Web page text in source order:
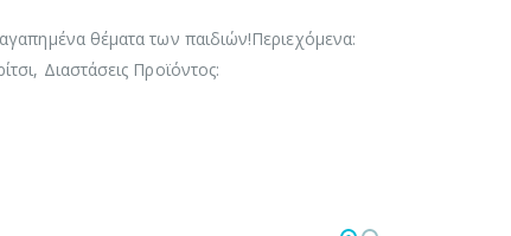
θέματα των παιδιών!Περιεχόμενα:
Διαστάσεις Προϊόντος: